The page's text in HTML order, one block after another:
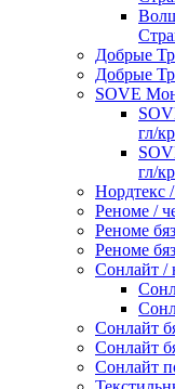
Добрые
Добрые
SOVE
гл/
гл/
Нордтекс
Реноме /
Реноме
Реноме
Сонлайт /
Сонлайт
Сонлайт
Сонлайт